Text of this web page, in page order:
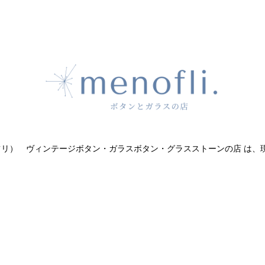
） ヴィンテージボタン・ガラスボタン・グラスストーンの店 は、